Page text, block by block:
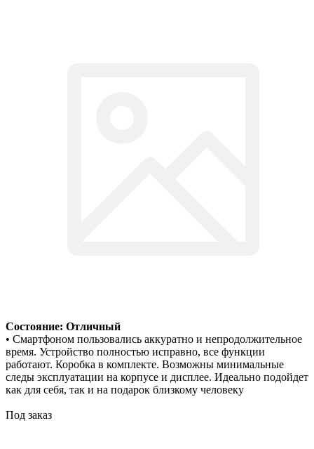
Состояние: Отличный
• Смартфоном пользовались аккуратно и непродолжительное
время. Устройство полностью исправно, все функции
работают. Коробка в комплекте. Возможны минимальные
следы эксплуатации на корпусе и дисплее. Идеально подойдет
как для себя, так и на подарок близкому человеку
Под заказ